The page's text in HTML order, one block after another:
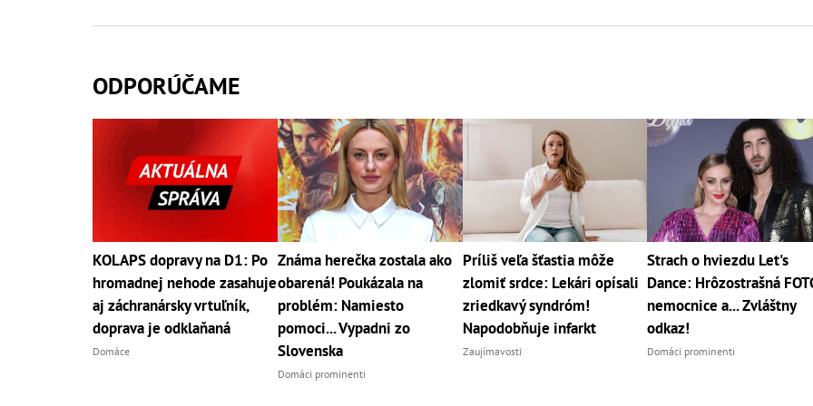
ODPORÚČAME
KOLAPS dopravy na D1: Po
hromadnej nehode zasahuje
aj záchranársky vrtuľník,
doprava je odklaňaná
Domáce
Známa herečka zostala ako
obarená! Poukázala na
problém: Namiesto
pomoci... Vypadni zo
Slovenska
Domáci prominenti
Príliš veľa šťastia môže
zlomiť srdce: Lekári opísali
zriedkavý syndróm!
Napodobňuje infarkt
Zaujímavosti
Strach o hviezdu Let's
Dance: Hrôzostrašná
nemocnice a... Zvláštny
odkaz!
Domáci prominenti